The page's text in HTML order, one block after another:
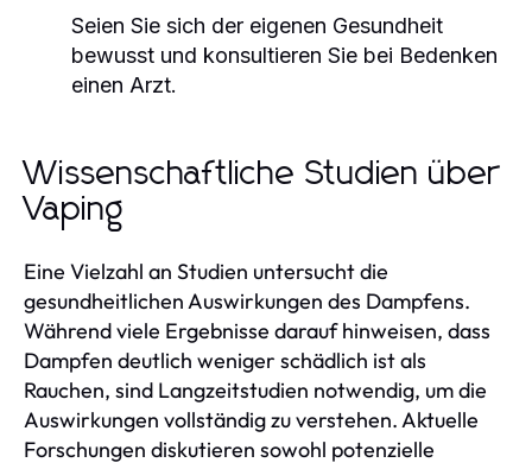
Seien Sie sich der eigenen Gesundheit
bewusst und konsultieren Sie bei Bedenken
einen Arzt.
Wissenschaftliche Studien über
Vaping
Eine Vielzahl an Studien untersucht die
gesundheitlichen Auswirkungen des Dampfens.
Während viele Ergebnisse darauf hinweisen, dass
Dampfen deutlich weniger schädlich ist als
Rauchen, sind Langzeitstudien notwendig, um die
Auswirkungen vollständig zu verstehen. Aktuelle
Forschungen diskutieren sowohl potenzielle